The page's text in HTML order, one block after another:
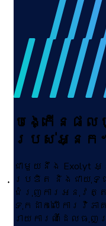
បង្កើនផល
របស់អ្នក
ជាមួយនឹង Exolyt
ប្រឌិត និងជាយុទ្ធ
ជំរុញការអនុវត្ត
ទុកដាក់លើការវិភ
រាយការណ៍ដែលធុញ